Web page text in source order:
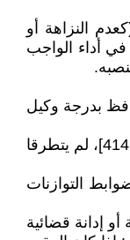
(كعدم النزاهة أو
2008 أو الإهمال والتقصير المتعمدين في أداء الواجب
بدرجة وكيل
علما: أن قانون مجلس النواب العراقي رقم (50) لسنة 2007 ـ الملغاة بقانون رقم (13) لسنة 2018 ـ، والمعدل بقانون رقم (23) لسنة 2010 [الوقائع العراقية، العدد، 4141]، لم يتطرقا
التوازنات
أو إدانة قضائية